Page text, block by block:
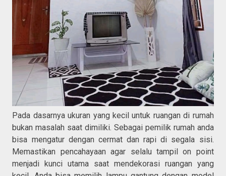
Pada dasarnya ukuran yang kecil untuk ruangan di rumah
bukan masalah saat dimiliki. Sebagai pemilik rumah anda
bisa mengatur dengan cermat dan rapi di segala sisi.
Memastikan pencahayaan agar selalu tampil on point
menjadi kunci utama saat mendekorasi ruangan yang